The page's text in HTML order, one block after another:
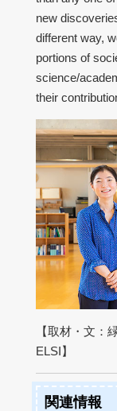
new
different way,
portions of
science/
their
【取材・文：
ELSI】
関連情報